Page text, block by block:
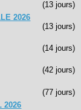
(13 jours)
2026
(13 jours)
(14 jours)
(42 jours)
(77 jours)
2026